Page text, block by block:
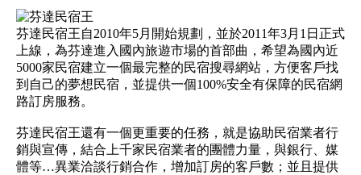
芬達民宿王自2010年5月開始規劃，並於2011年3月1日正式
上線，為芬達進入國內旅遊市場的首部曲，希望為國內近
5000家民宿建立一個最完整的民宿搜尋網站，方便客戶找
到自己的夢想民宿，並提供一個100%安全有保障的民宿網
路訂房服務。
芬達民宿王還有一個更重要的任務，就是協助民宿業者行
銷與宣傳，結合上千家民宿業者的團體力量，與銀行、媒
體等…異業洽談行銷合作，增加訂房的客戶數；並且提供